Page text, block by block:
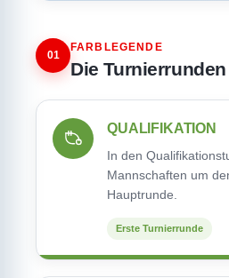
01
FARBLEGENDE
Die
QUALIFIKATION
In den
Mannschaften um
Hauptrunde.
Erste Turnierrunde